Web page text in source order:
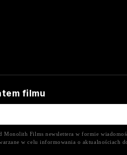
filmu
Monolith Films newslettera w formie
w celu informowania o